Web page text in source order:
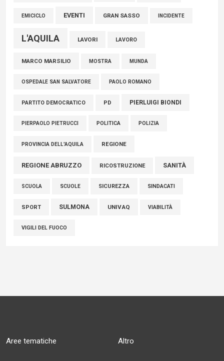
EMICICLO EVENTI GRAN SASSO INCIDENTE
L'AQUILA LAVORI LAVORO
MARCO MARSILIO MOSTRA MUNDA
OSPEDALE SAN SALVATORE PAOLO ROMANO
PARTITO DEMOCRATICO PD PIERLUIGI BIONDI
PIERPAOLO PIETRUCCI POLITICA POLIZIA
PROVINCIA DELL'AQUILA REGIONE
REGIONE ABRUZZO RICOSTRUZIONE SANITÀ
SCUOLA SCUOLE SICUREZZA SINDACATI
SPORT SULMONA UNIVAQ VIABILITÀ
VIGILI DEL FUOCO
Aree tematiche Altro